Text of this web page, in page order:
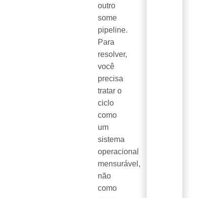
outro
some
pipeline.
Para
resolver,
você
precisa
tratar o
ciclo
como
um
sistema
operacional
mensurável,
não
como